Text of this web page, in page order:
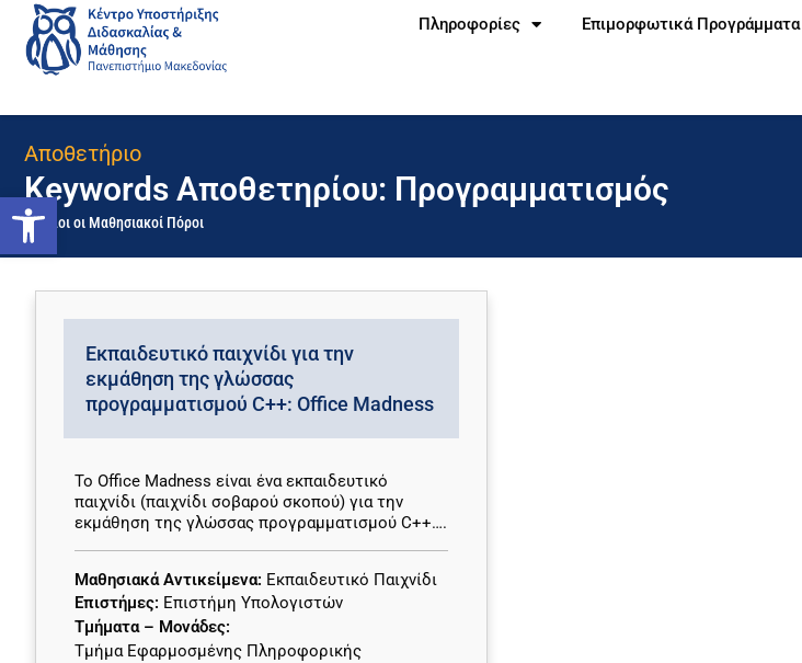
Ανοίξτε τη γραμμή εργαλείων
Πληροφορίες Επιμορφωτικά Προγράμματα
Αποθετήριο
Keywords Αποθετηρίου: Προγραμματισμός
Όλοι οι Μαθησιακοί Πόροι
Εκπαιδευτικό παιχνίδι για την
εκμάθηση της γλώσσας
προγραμματισμού C++: Office Madness
To Office Madness είναι ένα εκπαιδευτικό
παιχνίδι (παιχνίδι σοβαρού σκοπού) για την
εκμάθηση της γλώσσας προγραμματισμού C++….
Μαθησιακά Αντικείμενα: Εκπαιδευτικό Παιχνίδι
Επιστήμες: Επιστήμη Υπολογιστών
Τμήματα – Μονάδες:
Τμήμα Εφαρμοσμένης Πληροφορικής